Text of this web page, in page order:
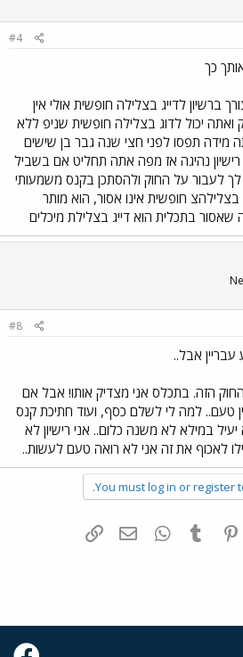
#4
כך
ברשיון לדייג בצלילה חופשית אולי אין
יכול לדוג בצלילה חופשית שניפ ללא
מידה תפסו לפני חצי שנה גבר בן שישים
נהיגה אז מפה אתה תחליט אם בשביל
לעבור על החוק ולהסתכן בקנס משמעותי
חופשית אינו אסור, הוא מותר
שאסור בתכלית הוא דייג בצלילת מיכלים
#8
אבל..
הזה. בתכלס אני מצדיק אותו! אבל אם
טעם.. למה לי לשלם כסף, ועוד חתיכת קנס
במילא לא משנה כלום.. אני רישיון לא
לאכוף את זה אני לא רואה טעם לעשות..
You must log in or register
Pinterest
Tumblr
WhatsAppדואר אלקטרוני